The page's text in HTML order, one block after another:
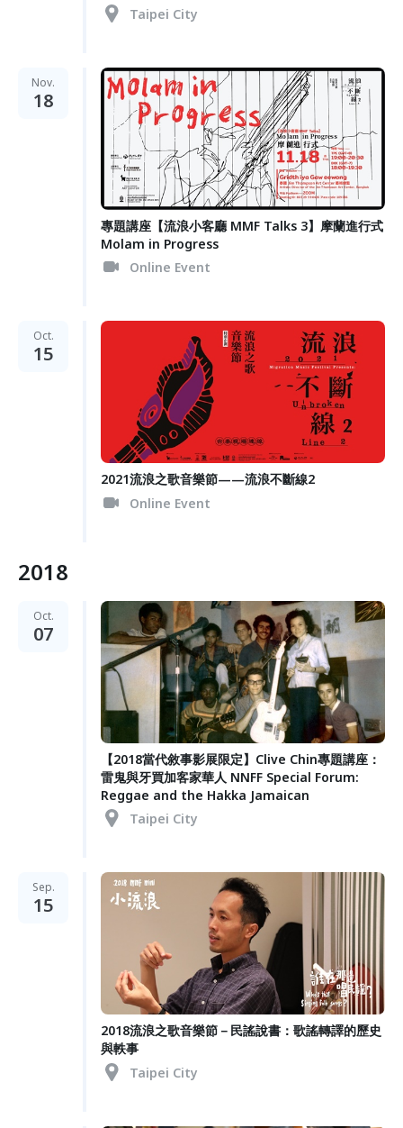
Taipei City
Nov.
18
專題講座【流浪小客廳 MMF Talks 3】摩蘭進行式
Molam in Progress
Online Event
Oct.
15
2021流浪之歌音樂節——流浪不斷線2
Online Event
2018
Oct.
07
【2018當代敘事影展限定】Clive Chin專題講座：
雷鬼與牙買加客家華人 NNFF Special Forum:
Reggae and the Hakka Jamaican
Taipei City
Sep.
15
2018流浪之歌音樂節－民謠說書：歌謠轉譯的歷史
與軼事
Taipei City